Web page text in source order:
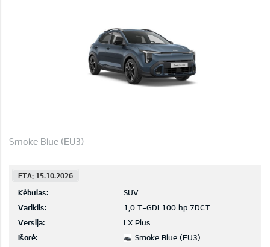
Smoke Blue (EU3)
ETA: 15.10.2026
Kėbulas:
SUV
Variklis:
1,0 T-GDI 100 hp 7DCT
Versija:
LX Plus
Išorė:
Smoke Blue (EU3)